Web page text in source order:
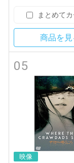
まとめて
商品を見
05
映像